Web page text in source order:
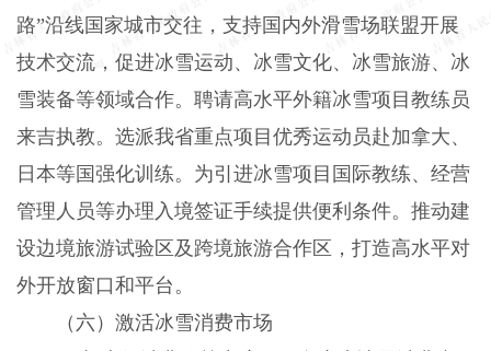
路”沿线国家城市交往，支持国内外滑雪场联盟开展
技术交流，促进冰雪运动、冰雪文化、冰雪旅游、冰
雪装备等领域合作。聘请高水平外籍冰雪项目教练员
来吉执教。选派我省重点项目优秀运动员赴加拿大、
日本等国强化训练。为引进冰雪项目国际教练、经营
管理人员等办理入境签证手续提供便利条件。推动建
设边境旅游试验区及跨境旅游合作区，打造高水平对
外开放窗口和平台。
（六）激活冰雪消费市场